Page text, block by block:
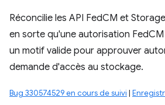
Réconcilie les API FedCM et
en sorte qu'une autorisation
un motif valide pour approuver
demande d'accès au stockage.
Bug 330574529 en cours de suivi |